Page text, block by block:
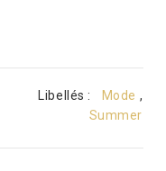
Libellés : Mode ,
Summer